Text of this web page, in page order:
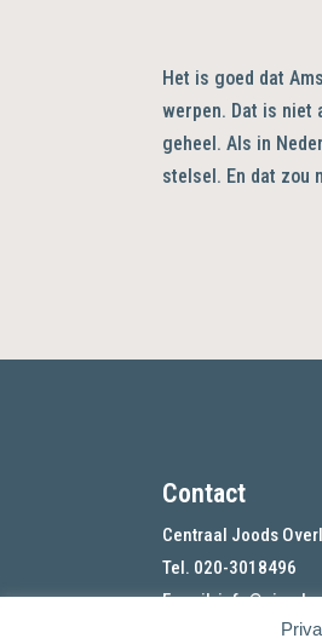
Het is goed dat
werpen. Dat is niet
geheel. Als in
stelsel. En dat zou
Contact
Centraal Joods
Tel. 020-3018496
E-mail:info@cjo.nl